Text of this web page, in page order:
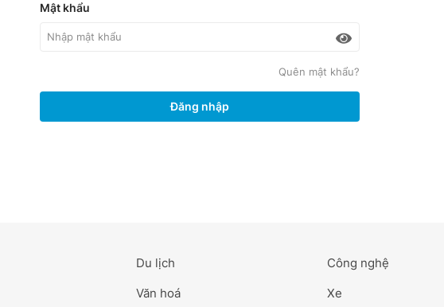
Mật khẩu
Quên mật khẩu?
Đăng nhập
Du lịch
Văn hoá
Công nghệ
Xe